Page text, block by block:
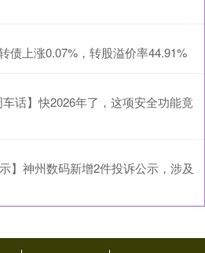
债上涨0.07%，转股溢价率44.91%
话】快2026年了，这项安全功能竟
】神州数码新增2件投诉公示，涉及